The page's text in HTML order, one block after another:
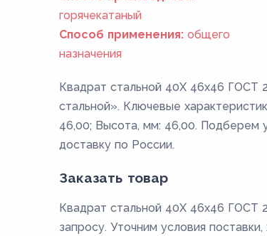
горячекатаный
Способ применения: общего
назначения
Квадрат стальной 40Х 46x46 ГОСТ
стальной». Ключевые
46,00; Высота, мм: 46,00. Подберем
доставку по России.
Заказать товар
Квадрат стальной 40Х 46x46 ГОСТ
запросу. Уточним условия